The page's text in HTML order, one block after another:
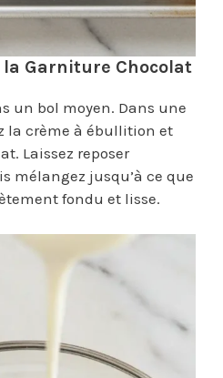
la Garniture Chocolat
un bol moyen. Dans une
la crème à ébullition et
Laissez reposer
mélangez jusqu’à ce que
fondu et lisse.